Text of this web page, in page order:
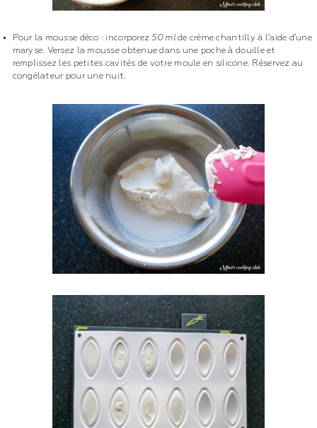
Pour la mousse déco : incorporez 50 mlde crème chantilly à l’aide d’une
maryse. Versez la mousse obtenue dans une poche à douille et
remplissez les petites cavités de votre moule en silicone. Réservez au
congélateur pour une nuit.